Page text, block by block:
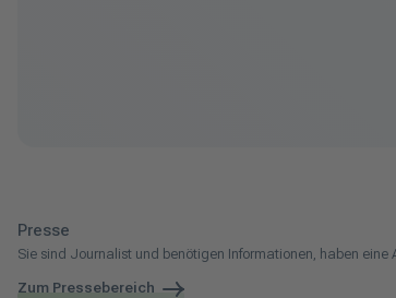
Presse
Sie sind Journalist und benötigen Informationen, haben
Zum Pressebereich